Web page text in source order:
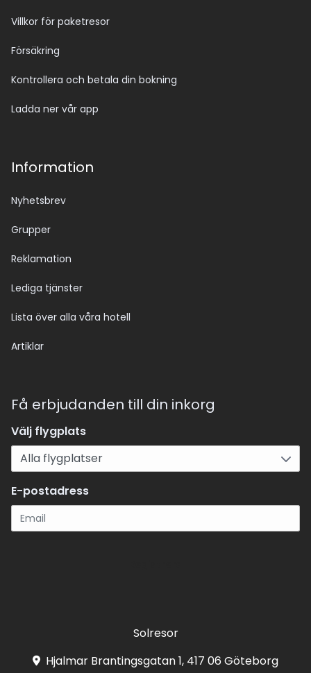
Villkor för paketresor
Försäkring
Kontrollera och betala din bokning
Ladda ner vår app
Information
Nyhetsbrev
Grupper
Reklamation
Lediga tjänster
Lista över alla våra hotell
Artiklar
Få erbjudanden till din inkorg
Välj flygplats
E-postadress
Solresor
Hjalmar Brantingsgatan 1, 417 06 Göteborg